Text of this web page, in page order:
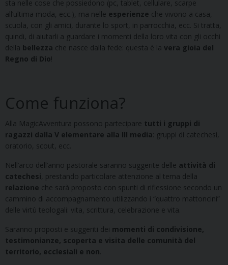
sta nelle cose che possiedono (pc, tablet, cellulare, scarpe
all’ultima moda, ecc.), ma nelle esperienze che vivono a casa,
scuola, con gli amici, durante lo sport, in parrocchia, ecc. Si tratta,
quindi, di aiutarli a guardare i momenti della loro vita con gli occhi
della bellezza che nasce dalla fede: questa è la vera gioia del
Regno di Dio!
Come funziona?
Alla MagicAvventura possono partecipare tutti i gruppi di
ragazzi dalla V elementare alla III media : gruppi di catechesi,
oratorio, scout, ecc.
Nell’arco dell’anno pastorale saranno suggerite delle attività di
catechesi , prestando particolare attenzione al tema della
relazione che sarà proposto con spunti di riflessione secondo un
cammino di accompagnamento utilizzando i “quattro mattoncini”
delle virtù teologali: vita, scrittura, celebrazione e vita.
Saranno proposti e suggeriti dei momenti di condivisione,
testimonianze, scoperta e visita delle comunità del
territorio, ecclesiali e non